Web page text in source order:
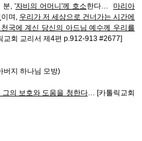
분, '자비의 어머니'께 호소한다… 마리아
이며, 우리가 저 세상으로 건너가는 시간에
국에 계신 당신의 아드님 예수께 우리를
교회 교리서 제4편 p.912-913 #2677]
버지 하나님 모방)
의 보호와 도움을 청한다… [카톨릭교회